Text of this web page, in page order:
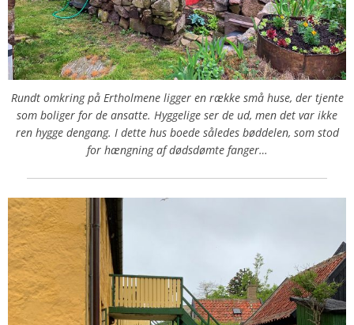
Rundt omkring på Ertholmene ligger en række små huse, der tjente
som boliger for de ansatte. Hyggelige ser de ud, men det var ikke
ren hygge dengang. I dette hus boede således bøddelen, som stod
for hængning af dødsdømte fanger…